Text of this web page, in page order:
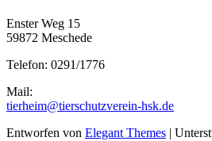
Enster Weg 15
59872 Meschede
Telefon: 0291/1776
Mail:
tierheim@tierschutzverein-hsk.de
Entworfen von Elegant Themes |